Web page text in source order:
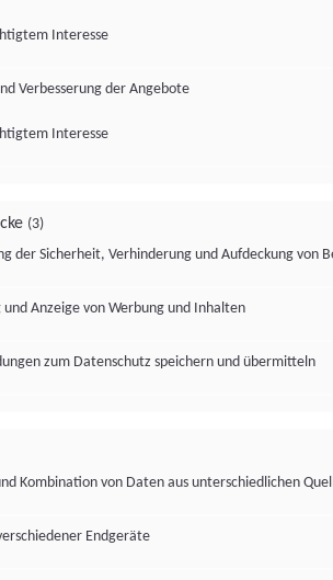
Interesse
Verbesserung der Angebote
Interesse
(3)
der Sicherheit, Verhinderung und Aufdeckung von
Anzeige von Werbung und Inhalten
zum Datenschutz speichern und übermitteln
Kombination von Daten aus unterschiedlichen
Endgeräte